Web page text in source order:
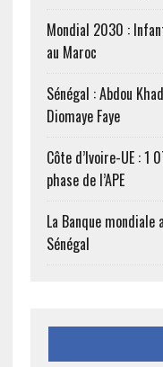
Mondial 2030 :
au Maroc
Sénégal : Abdou
Diomaye Faye
Côte d’Ivoire-UE :
phase de l’APE
La Banque
Sénégal